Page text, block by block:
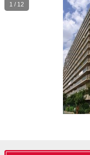
1 / 12